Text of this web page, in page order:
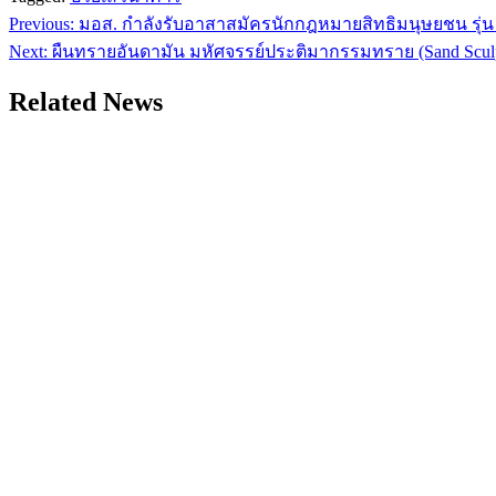
Post
navigation
Previous: มอส. กำลังรับอาสาสมัครนักกฎหมายสิทธิมนุษยชน รุ่น
Next: ผืนทรายอันดามัน มหัศจรรย์ประติมากรรมทราย (Sand
Related News